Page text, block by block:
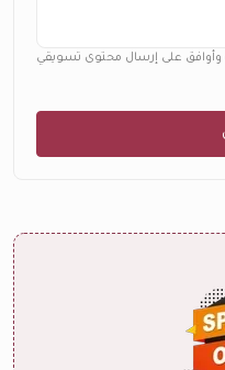
وأوافق على إرسال محتوى تسويقي